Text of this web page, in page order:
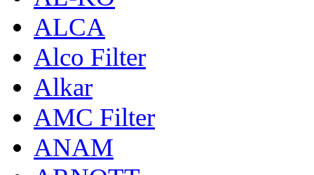
ALCA
Alco Filter
Alkar
AMC Filter
ANAM